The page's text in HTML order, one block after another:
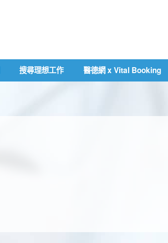
搜尋理想工作 醫德網 x Vital Booking